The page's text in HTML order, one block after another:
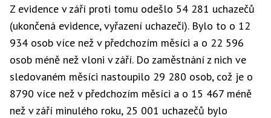
Z evidence v září proti tomu odešlo 54 281 uchazečů
(ukončená evidence, vyřazení uchazeči). Bylo to o 12
934 osob více než v předchozím měsíci a o 22 596
osob méně než vloni v září. Do zaměstnání z nich ve
sledovaném měsíci nastoupilo 29 280 osob, což je o
8790 více než v předchozím měsíci a o 15 467 méně
než v září minulého roku, 25 001 uchazečů bylo